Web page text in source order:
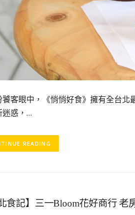
饕客眼中，《悄悄好食》擁有全台
迷惑，…
READING
北食記】三一Bloom花好商行